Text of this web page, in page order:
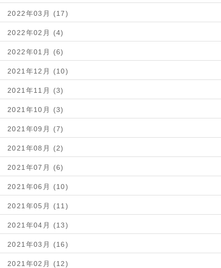
2022年03月 (17)
2022年02月 (4)
2022年01月 (6)
2021年12月 (10)
2021年11月 (3)
2021年10月 (3)
2021年09月 (7)
2021年08月 (2)
2021年07月 (6)
2021年06月 (10)
2021年05月 (11)
2021年04月 (13)
2021年03月 (16)
2021年02月 (12)